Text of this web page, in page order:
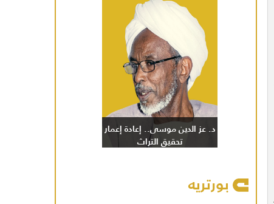
د. عز الدين موسى.. إعادة إعمار
تحقيق التراث
بورتريه